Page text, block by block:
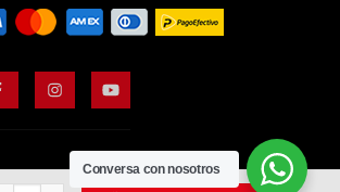
Conversa con nosotros